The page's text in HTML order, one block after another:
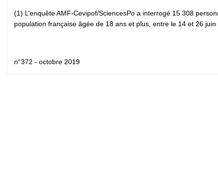
(1) L’enquête AMF-Cevipof/SciencesPo a interrogé 15 308
population française âgée de 18 ans et plus, entre le 14 et 26
n°372 - octobre 2019